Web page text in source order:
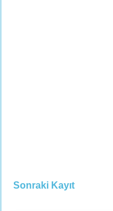
Sonraki Kayıt